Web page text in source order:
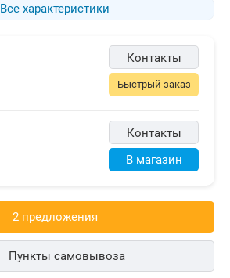
Все характеристики
Контакты
Быстрый заказ
Контакты
В магазин
2 предложения
Пункты самовывоза